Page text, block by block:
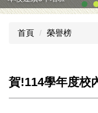
首頁 榮譽榜
賀!114學年度校